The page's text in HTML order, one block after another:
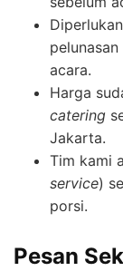
acara.
Harga
catering
Jakarta.
Tim kami
service)
porsi.
Pesan